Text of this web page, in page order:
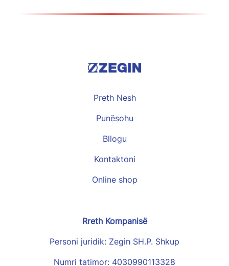
Preth Nesh
Punësohu
Bllogu
Kontaktoni
Online shop
Rreth Kompanisë
Personi juridik: Zegin SH.P. Shkup
Numri tatimor: 4030990113328